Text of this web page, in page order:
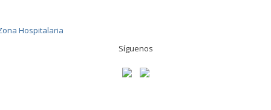
Síguenos